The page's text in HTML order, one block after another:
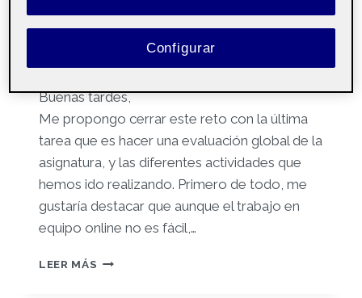
competencias TIC
Buenas tardes,
Me propongo cerrar este reto con la última
tarea que es hacer una evaluación global de la
asignatura, y las diferentes actividades que
hemos ido realizando. Primero de todo, me
gustaría destacar que aunque el trabajo en
equipo online no es fácil,…
LEER MÁS REFLEXIÓN
Configurar